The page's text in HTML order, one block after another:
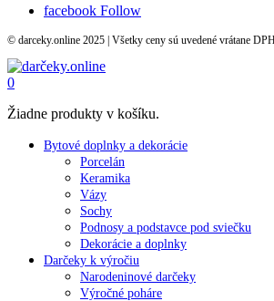
facebook Follow
© darceky.online 2025 | Všetky ceny sú uvedené vrátane
0
Žiadne produkty v košíku.
Bytové doplnky a dekorácie
Porcelán
Keramika
Vázy
Sochy
Podnosy a podstavce pod sviečku
Dekorácie a doplnky
Darčeky k výročiu
Narodeninové darčeky
Výročné poháre